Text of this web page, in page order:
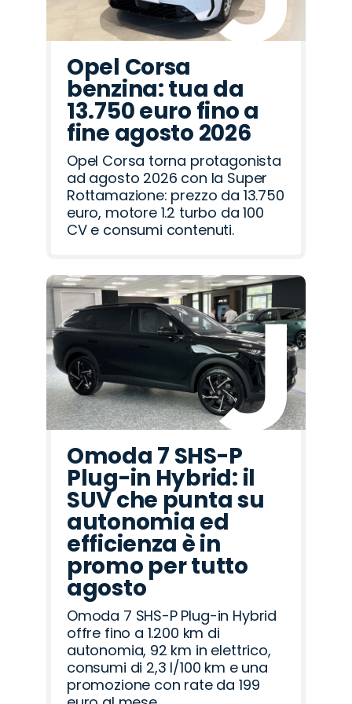
Opel Corsa
benzina: tua da
13.750 euro fino a
fine agosto 2026
Opel Corsa torna protagonista
ad agosto 2026 con la Super
Rottamazione: prezzo da 13.750
euro, motore 1.2 turbo da 100
CV e consumi contenuti.
Omoda 7 SHS-P
Plug-in Hybrid: il
SUV che punta su
autonomia ed
efficienza è in
promo per tutto
agosto
Omoda 7 SHS-P Plug-in Hybrid
offre fino a 1.200 km di
autonomia, 92 km in elettrico,
consumi di 2,3 l/100 km e una
promozione con rate da 199